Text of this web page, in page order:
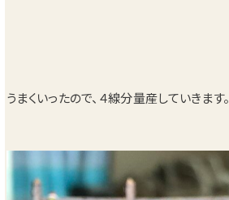
うまくいったので、４線分量産していきます。